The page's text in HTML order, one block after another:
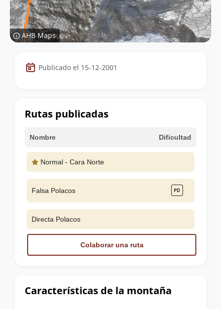
AHB Maps
Datos
de
cumbre
Publicado el 15-12-2001
Características de la montaña
Rutas publicadas
Nombre Dificultad
Normal - Cara Norte
Falsa Polacos
Directa Polacos
Colaborar una ruta